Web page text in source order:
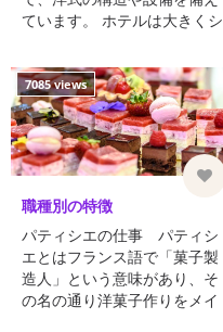
ています。 ホテルは大きくシ
ル、リゾートホテルの ...
7085 views
職種別の特徴
パティシエの仕事 パティシ
エとはフランス語で「菓子製
造人」という意味があり、そ
の名の通り洋菓子作りをメイ